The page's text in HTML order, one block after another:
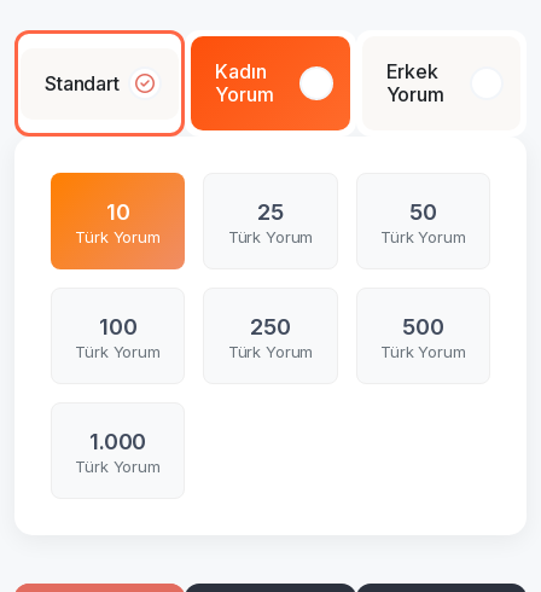
Standart
Kadın
Yorum
Erkek
Yorum
10
Türk Yorum
25
Türk Yorum
50
Türk Yorum
100
Türk Yorum
250
Türk Yorum
500
Türk Yorum
1.000
Türk Yorum